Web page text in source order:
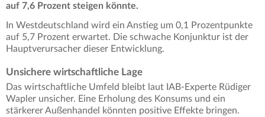
auf 7,6 Prozent steigen könnte.
In Westdeutschland wird ein Anstieg um 0,1 Prozentpunkte
auf 5,7 Prozent erwartet. Die schwache Konjunktur ist der
Hauptverursacher dieser Entwicklung.
Unsichere wirtschaftliche Lage
Das wirtschaftliche Umfeld bleibt laut IAB-Experte Rüdiger
Wapler unsicher. Eine Erholung des Konsums und ein
stärkerer Außenhandel könnten positive Effekte bringen.